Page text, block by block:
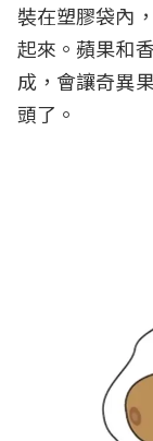
裝在塑膠袋內
起來。蘋果和
成，會讓奇異
頭了。